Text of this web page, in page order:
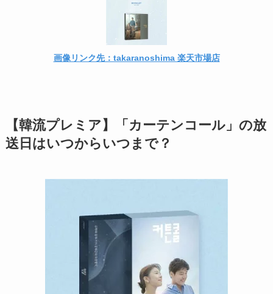
画像リンク先：takaranoshima 楽天市場店
【韓流プレミア】「カーテンコール」の放
送日はいつからいつまで？